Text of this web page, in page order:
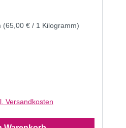
(65,00 € / 1 Kilogramm)
Versandkosten